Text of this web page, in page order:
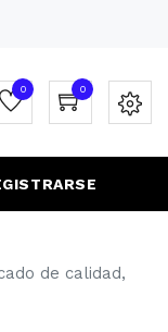
0 0
de calidad,